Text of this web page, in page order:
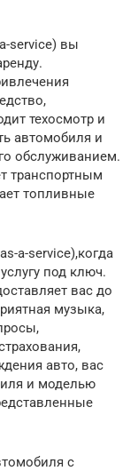
service) вы
техосмотр и
автомобиля и
обслуживанием.
транспортным
топливные
a-service),когда
под ключ.
вас до
музыка,
авто, вас
и моделью
с